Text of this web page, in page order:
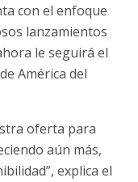
con el enfoque
lanzamientos
le seguirá el
América del
oferta para
aún más,
explica el